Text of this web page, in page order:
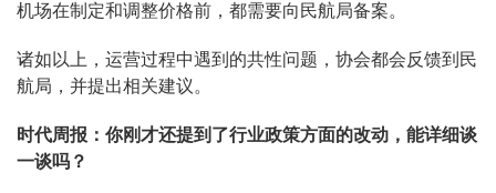
机场在制定和调整价格前，都需要向民航局备案。
诸如以上，运营过程中遇到的共性问题，协会都会反馈到民
航局，并提出相关建议。
时代周报：你刚才还提到了行业政策方面的改动，能详细谈
一谈吗？